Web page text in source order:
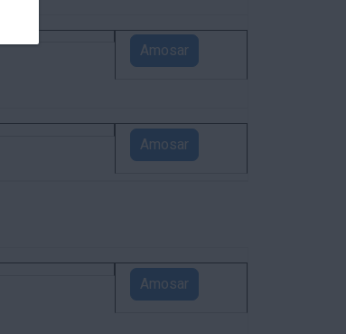
Amosar
Amosar
Amosar